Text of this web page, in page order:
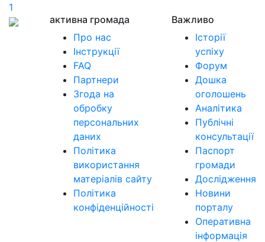
1
активна громада
Про нас
Інструкції
FAQ
Партнери
Згода на
обробку
персональних
даних
Політика
використання
матеріалів сайту
Політика
конфіденційності
Важливо
Історії
успіху
Форум
Дошка
оголошень
Аналітика
Публічні
консультації
Паспорт
громади
Дослідження
Новини
порталу
Оперативна
інформація